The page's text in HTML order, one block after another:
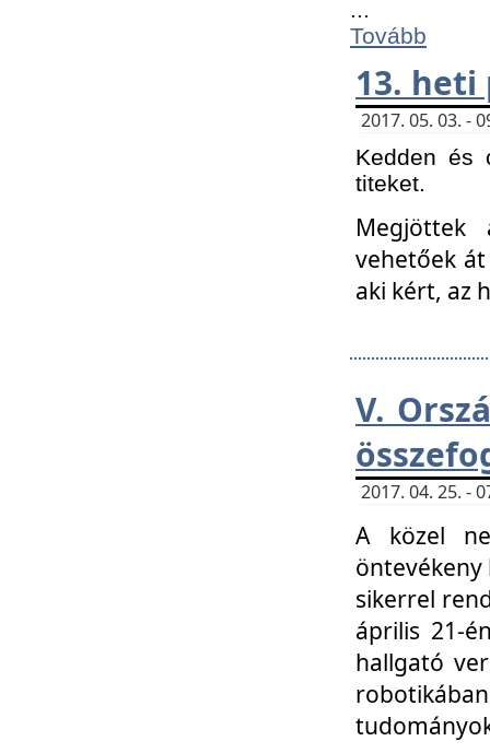
Tovább
13.
2017. 05. 03. -
Kedden és
titeket.
Megjöttek
vehetőek
aki kért, az
V.
2017. 04. 25. -
A közel
öntevékeny
sikerrel
április 21-
hallgató